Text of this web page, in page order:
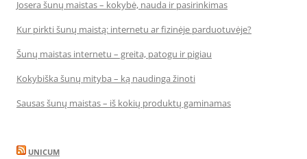
Josera šunų maistas – kokybė, nauda ir pasirinkimas
Kur pirkti šunų maistą: internetu ar fizinėje parduotuvėje?
Šunų maistas internetu – greita, patogu ir pigiau
Kokybiška šunų mityba – ką naudinga žinoti
Sausas šunų maistas – iš kokių produktų gaminamas
UNICUM